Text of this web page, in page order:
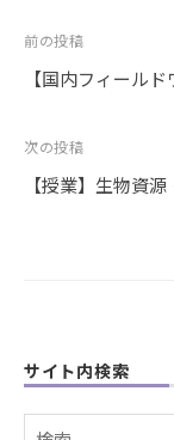
投
稿
ビ
ゲ
前の投稿
【国内フィール
次の投稿
【授業】生物資
サイト内検索
検